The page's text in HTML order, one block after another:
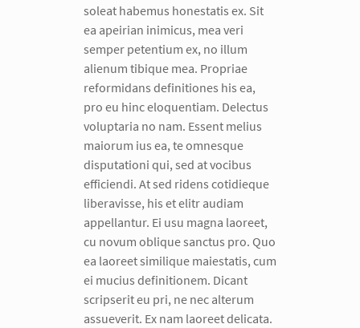
soleat habemus honestatis ex. Sit
ea apeirian inimicus, mea veri
semper petentium ex, no illum
alienum tibique mea. Propriae
reformidans definitiones his ea,
pro eu hinc eloquentiam. Delectus
voluptaria no nam. Essent melius
maiorum ius ea, te omnesque
disputationi qui, sed at vocibus
efficiendi. At sed ridens cotidieque
liberavisse, his et elitr audiam
appellantur. Ei usu magna laoreet,
cu novum oblique sanctus pro. Quo
ea laoreet similique maiestatis, cum
ei mucius definitionem. Dicant
scripserit eu pri, ne nec alterum
assueverit. Ex nam laoreet delicata.